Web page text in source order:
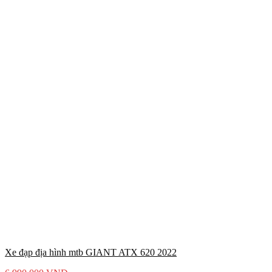
Xe đạp địa hình mtb GIANT ATX 620 2022